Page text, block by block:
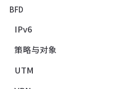
BFD
IPv6
策略与对象
UTM